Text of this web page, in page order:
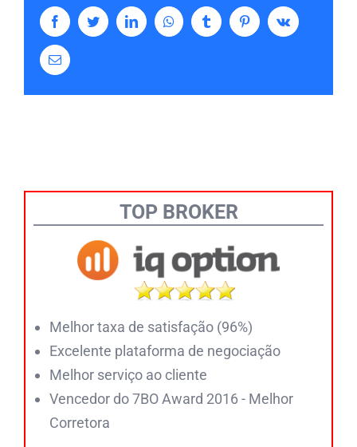
FacebookTwitterLinkedInWhatsappTumblr PinterestVk
Email
TOP BROKER
Melhor taxa de satisfação (96%)
Excelente plataforma de negociação
Melhor serviço ao cliente
Vencedor do 7BO Award 2016 - Melhor
Corretora